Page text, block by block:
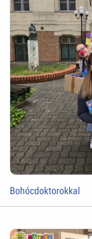
Bohócdoktorokkal